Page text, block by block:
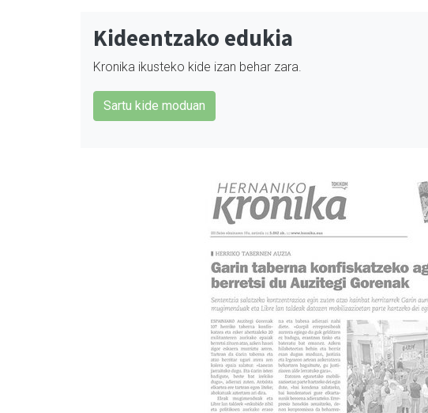
Kideentzako edukia
Kronika ikusteko kide izan behar zara.
Sartu kide moduan